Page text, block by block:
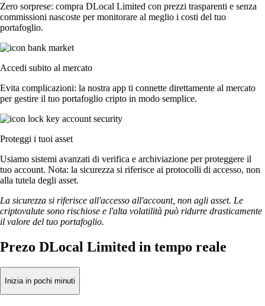
Zero sorprese: compra DLocal Limited con prezzi trasparenti e senza
commissioni nascoste per monitorare al meglio i costi del tuo
portafoglio.
Accedi subito al mercato
Evita complicazioni: la nostra app ti connette direttamente al mercato
per gestire il tuo portafoglio cripto in modo semplice.
Proteggi i tuoi asset
Usiamo sistemi avanzati di verifica e archiviazione per proteggere il
tuo account. Nota: la sicurezza si riferisce ai protocolli di accesso, non
alla tutela degli asset.
La sicurezza si riferisce all'accesso all'account, non agli asset. Le
criptovalute sono rischiose e l'alta volatilità può ridurre drasticamente
il valore del tuo portafoglio.
Prezo DLocal Limited in tempo reale
Inizia in pochi minuti